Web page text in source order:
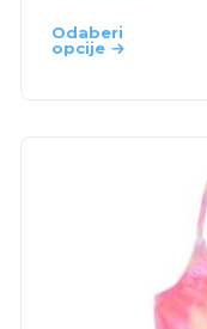
Odaberi
opcije